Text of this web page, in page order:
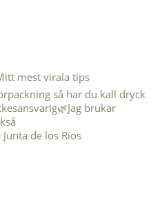
de los Ríos